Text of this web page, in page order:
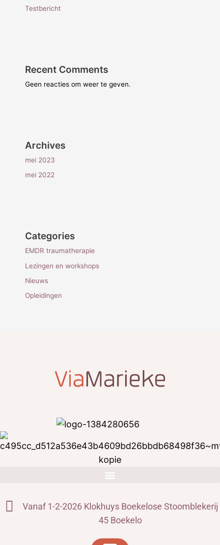
Testbericht
Recent Comments
Geen reacties om weer te geven.
Archives
mei 2023
mei 2022
Categories
EMDR traumatherapie
Lezingen en workshops
Nieuws
Opleidingen
Vanaf 1-2-2026 Klokhuys Boekelose Stoomblekerij
45 Boekelo